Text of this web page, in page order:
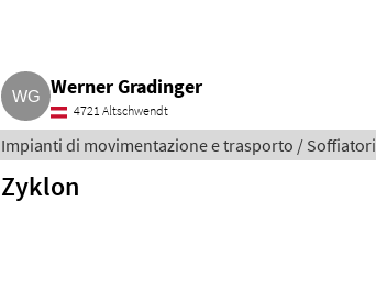
Werner Gradinger
4721 Altschwendt
Impianti di movimentazione e trasporto / Soffiatori
Zyklon